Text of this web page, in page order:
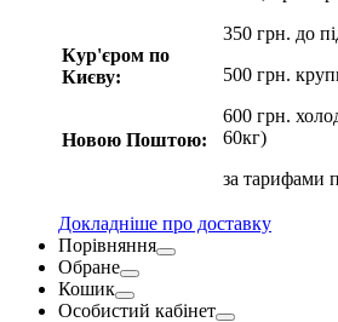
Кур'єром по
Києву:
Новою Поштою:
350 грн. до
500 грн.
600 грн.
60кг)
за тарифами
Докладніше про доставку
Порівняння
Обране
Кошик
Особистий кабінет